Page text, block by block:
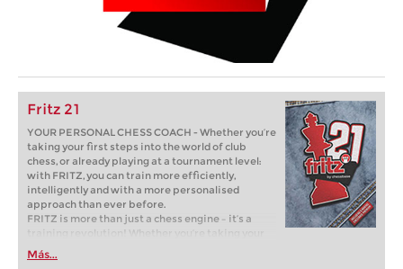
Fritz 21
YOUR PERSONAL CHESS COACH - Whether you’re
taking your first steps into the world of club
chess, or already playing at a tournament level:
with FRITZ, you can train more efficiently,
intelligently and with a more personalised
approach than ever before.
FRITZ is more than just a chess engine – it’s a
training revolution! Whether you’re taking your
first steps into the world of club chess, or already
playing at a tournament level: with FRITZ, you can
Más...